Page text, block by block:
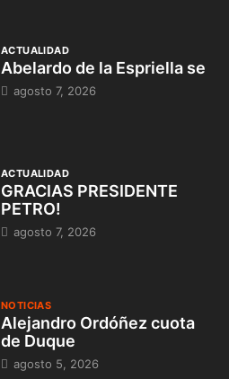
ACTUALIDAD
Abelardo de la Espriella se
agosto 7, 2026
ACTUALIDAD
GRACIAS PRESIDENTE
PETRO!
agosto 7, 2026
NOTICIAS
Alejandro Ordóñez cuota
de Duque
agosto 5, 2026